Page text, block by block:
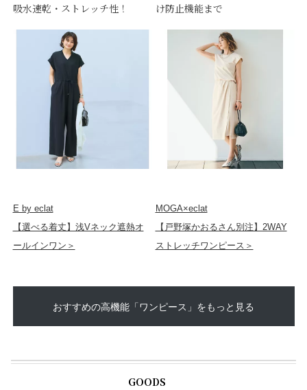
吸水速乾・ストレッチ性！
E by eclat
【選べる着丈】浅Vネック遮熱オ
ールインワン＞
け防止機能まで
MOGA×eclat
【戸野塚かおるさん別注】2WAY
ストレッチワンピース＞
おすすめの高機能「ワンピース」をもっと見る
GOODS